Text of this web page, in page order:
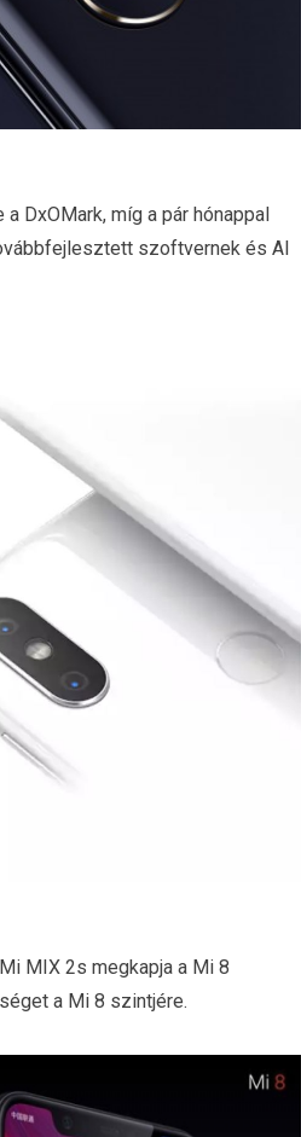
DxOMark, míg a pár hónappal
szoftvernek és AI
MIX 2s megkapja a Mi 8
a Mi 8 szintjére.